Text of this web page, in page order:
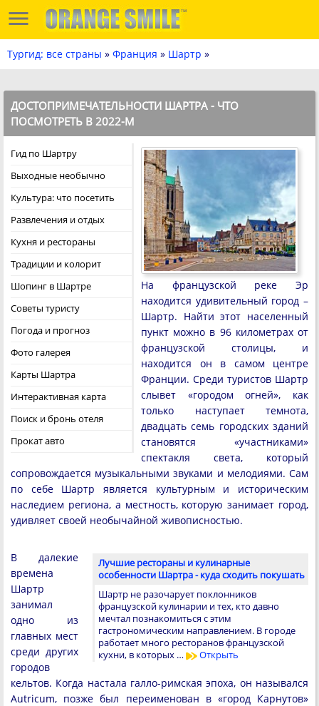
Тургид: все страны » Франция » Шартр »
ДОСТОПРИМЕЧАТЕЛЬНОСТИ ШАРТРА - ЧТО
ПОСМОТРЕТЬ В 2022-М
Гид по Шартру
Выходные необычно
Культура: что посетить
Развлечения и отдых
Кухня и рестораны
Традиции и колорит
Шопинг в Шартре
Советы туристу
Погода и прогноз
Фото галерея
Карты Шартра
Интерактивная карта
Поиск и бронь отеля
Прокат авто
На французской реке Эр
находится удивительный город –
Шартр. Найти этот населенный
пункт можно в 96 километрах от
французской столицы, и
находится он в самом центре
Франции. Среди туристов Шартр
слывет «городом огней», как
только наступает темнота,
двадцать семь городских зданий
становятся «участниками»
спектакля света, который
сопровождается музыкальными звуками и мелодиями. Сам
по себе Шартр является культурным и историческим
наследием региона, а местность, которую занимает город,
удивляет своей необычайной живописностью.
Лучшие рестораны и кулинарные
особенности Шартра - куда сходить покушать
Шартр не разочарует поклонников
французской кулинарии и тех, кто давно
мечтал познакомиться с этим
гастрономическим направлением. В городе
работает много ресторанов французской
кухни, в которых …
Открыть
В далекие
времена
Шартр
занимал
одно из
главных мест
среди других
городов
кельтов. Когда настала галло-римская эпоха, он назывался
Autricum, позже был переименован в «город Карнутов»